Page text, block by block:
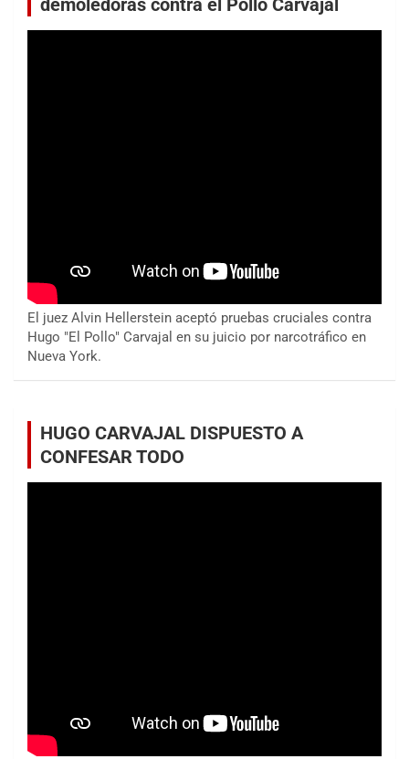
El juez Alvin Hellerstein aceptó pruebas cruciales contra
Hugo "El Pollo" Carvajal en su juicio por narcotráfico en
Nueva York.
HUGO CARVAJAL DISPUESTO A
CONFESAR TODO